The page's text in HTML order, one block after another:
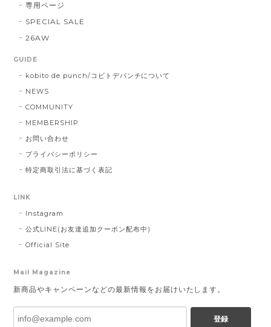
専用ページ
SPECIAL SALE
26AW
GUIDE
kobito de punch/コビトデパンチについて
NEWS
COMMUNITY
MEMBERSHIP
お問い合わせ
プライバシーポリシー
特定商取引法に基づく表記
LINK
Instagram
公式LINE(お友達追加クーポン配布中)
Official Site
Mail Magazine
新商品やキャンペーンなどの最新情報をお届けいたします。
登録